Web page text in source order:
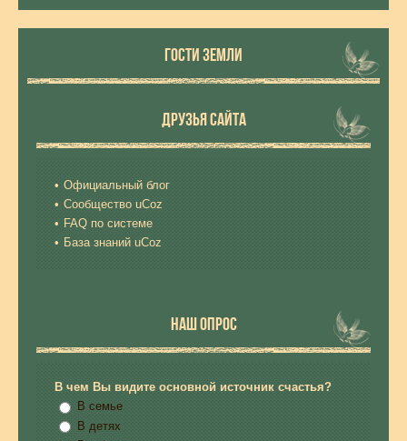
ГОСТИ ЗЕМЛИ
ДРУЗЬЯ САЙТА
Официальный блог
Сообщество uCoz
FAQ по системе
База знаний uCoz
НАШ ОПРОС
В чем Вы видите основной источник счастья?
В семье
В детях